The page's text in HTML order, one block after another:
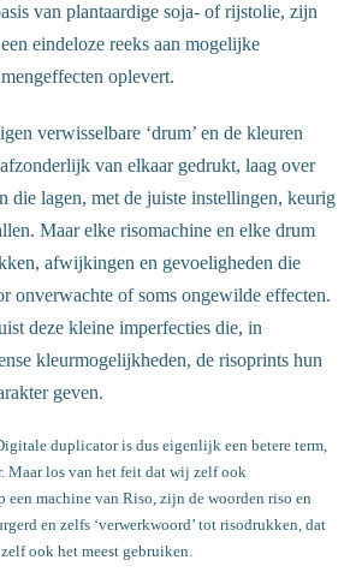
van plantaardige soja- of rijstolie, zijn
eindeloze reeks aan mogelijke
oplevert.
verwisselbare ‘drum’ en de kleuren
van elkaar gedrukt, laag over
die lagen, met de juiste instellingen, keurig
Maar elke risomachine en elke drum
afwijkingen en gevoeligheden die
onverwachte of soms ongewilde effecten.
deze kleine imperfecties die, in
kleurmogelijkheden, de risoprints hun
geven.
duplicator is dus eigenlijk een betere term,
Maar los van het feit dat wij zelf ook
machine van Riso, zijn de woorden riso en
en zelfs ‘verwerkwoord’ tot risodrukken, dat
ook het meest gebruiken.